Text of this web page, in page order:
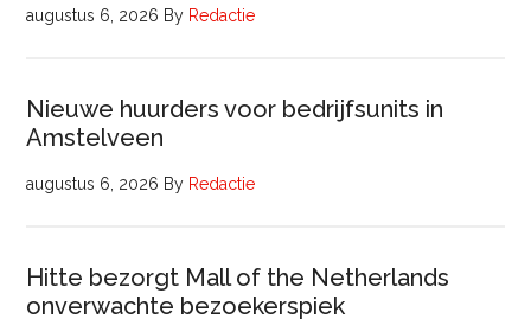
augustus 6, 2026 By Redactie
Nieuwe huurders voor bedrijfsunits in
Amstelveen
augustus 6, 2026 By Redactie
Hitte bezorgt Mall of the Netherlands
onverwachte bezoekerspiek